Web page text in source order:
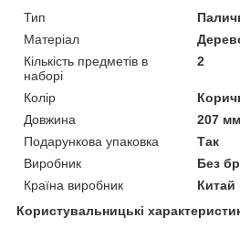
Тип
Матеріал
Кількість предметів в
наборі
2
Колір
Довжина
207 мм
Подарункова упаковка
Так
Виробник
Без
Країна виробник
Китай
Користувальницькі